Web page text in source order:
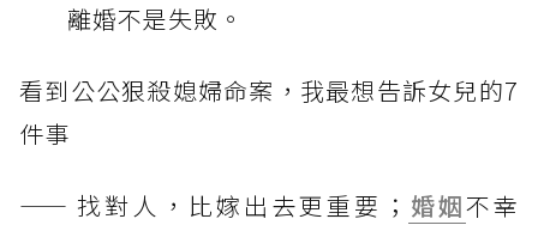
離婚不是失敗。
看到公公狠殺媳婦命案，我最想告訴女兒的7
件事
—— 找對人，比嫁出去更重要； 婚姻不幸